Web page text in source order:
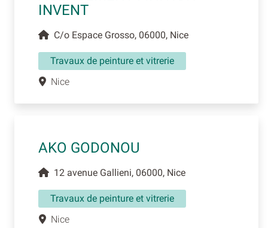
INVENT
C/o Espace Grosso, 06000, Nice
Travaux de peinture et vitrerie
Nice
AKO GODONOU
12 avenue Gallieni, 06000, Nice
Travaux de peinture et vitrerie
Nice